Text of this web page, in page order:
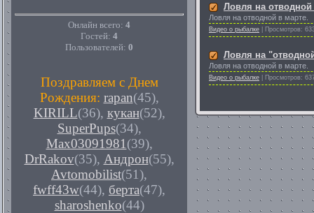
Онлайн всего: 4
Гостей: 4
Пользователей: 0
Поздравляем с Днем
Рождения: rapan(45),
KIRILL(36), кукан(52),
SuperPups(34),
Max03091981 (39),
DrRakov(35), Андрон(55),
Avtomobilist(51),
fwff43w(44), берта(47),
sharoshenko(44)
Ловля на отводной
Ловля на отводной в марте.
Видео о рыбалке Просмотров:
Ловля на
Ловля на отводной в марте.
Видео о рыбалке Просмотров: